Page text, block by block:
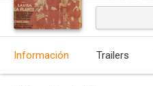
Información Trailers